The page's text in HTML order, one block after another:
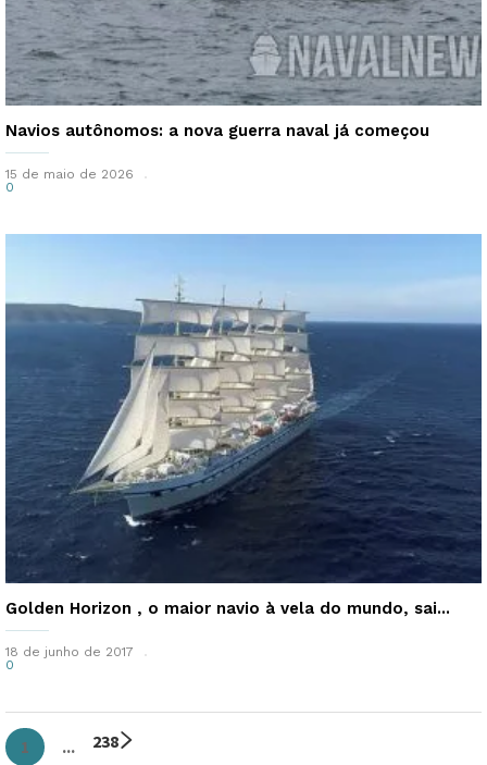
Navios autônomos: a nova guerra naval já começou
15 de maio de 2026
0
Golden Horizon , o maior navio à vela do mundo, sai...
18 de junho de 2017
0
1 23
... 8